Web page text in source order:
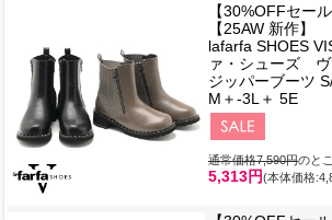
【30%OFFセール
【25AW 新作】
lafarfa SHOES
ァ・シューズ ヴ
ジッパーブーツ
M＋-3L＋ 5E
通常価格7,590円のと
5,313円(本体価格